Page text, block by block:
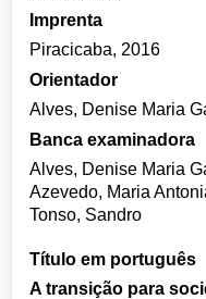
Imprenta
Piracicaba, 2016
Orientador
Alves, Denise Maria
Banca examinadora
Alves, Denise Maria
Azevedo, Maria
Tonso, Sandro
Título em português
A transição para